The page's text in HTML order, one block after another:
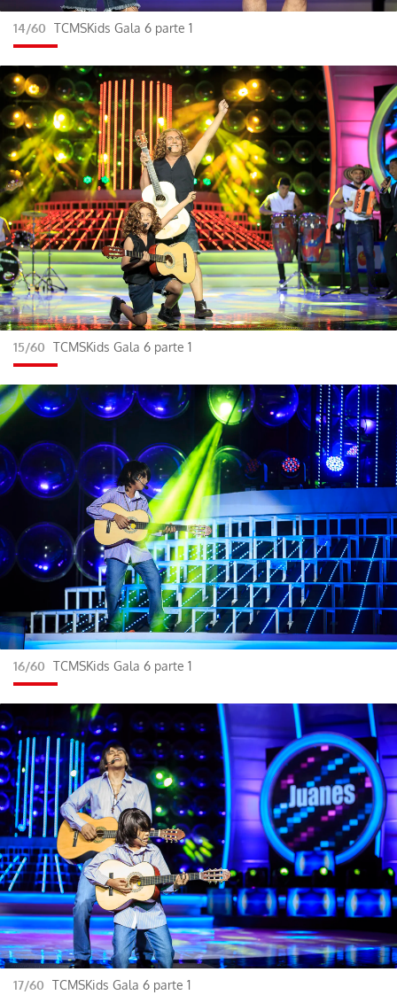
14/60 TCMSKids Gala 6 parte 1
15/60 TCMSKids Gala 6 parte 1
16/60 TCMSKids Gala 6 parte 1
17/60 TCMSKids Gala 6 parte 1